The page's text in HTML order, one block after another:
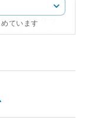
がらスタイリ
パーマーケッ
を高めていま
す。国際化す
顧客層にも訴
ています